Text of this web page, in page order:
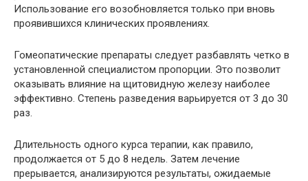
Использование его возобновляется только при вновь
проявившихся клинических проявлениях.
Гомеопатические препараты следует разбавлять четко в
установленной специалистом пропорции. Это позволит
оказывать влияние на щитовидную железу наиболее
эффективно. Степень разведения варьируется от 3 до 30
раз.
Длительность одного курса терапии, как правило,
продолжается от 5 до 8 недель. Затем лечение
прерывается, анализируются результаты, ожидаемые